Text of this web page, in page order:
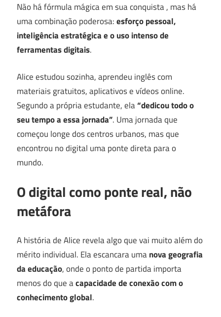
Não há fórmula mágica em sua conquista , mas há
uma combinação poderosa:esforço pessoal,
inteligência estratégica e o uso intenso de
ferramentas digitais.
Alice estudou sozinha, aprendeu inglês com
materiais gratuitos, aplicativos e vídeos online.
Segundo a própria estudante, ela“dedicou todo o
seu tempo a essa jornada”. Uma jornada que
começou longe dos centros urbanos, mas que
encontrou no digital uma ponte direta para o
mundo.
O digital como ponte real, não
metáfora
A história de Alice revela algo que vai muito além do
mérito individual. Ela escancara umanova geografia
da educação, onde o ponto de partida importa
menos do que acapacidade de conexão com o
conhecimento global.